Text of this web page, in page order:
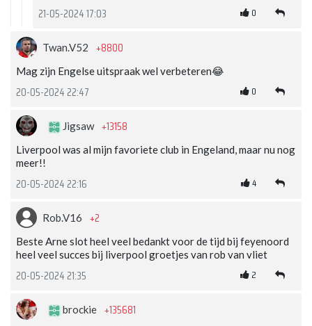
21-05-2024 17:03 0
Twan.V52 +8800
Mag zijn Engelse uitspraak wel verbeteren😂
20-05-2024 22:47 0
Jigsaw +13158
Liverpool was al mijn favoriete club in Engeland, maar nu nog
meer!!
20-05-2024 22:16 4
Rob.V16 +2
Beste Arne slot heel veel bedankt voor de tijd bij feyenoord
heel veel succes bij liverpool groetjes van rob van vliet
20-05-2024 21:35 2
brockie +135681